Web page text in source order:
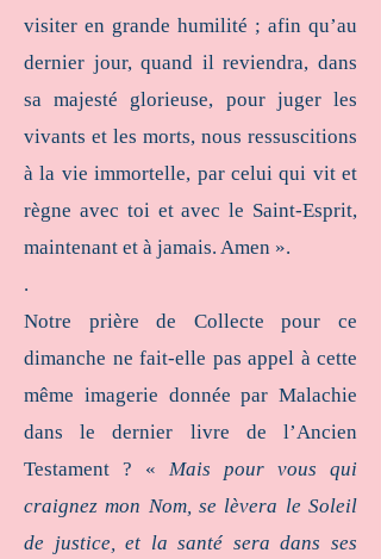
visiter en grande humilité ; afin qu’au
dernier jour, quand il reviendra, dans
sa majesté glorieuse, pour juger les
vivants et les morts, nous ressuscitions
à la vie immortelle, par celui qui vit et
règne avec toi et avec le Saint-Esprit,
maintenant et à jamais. Amen ».
.
Notre prière de Collecte pour ce
dimanche ne fait-elle pas appel à cette
même imagerie donnée par Malachie
dans le dernier livre de l’Ancien
Testament ? « Mais pour vous qui
craignez mon Nom, se lèvera le Soleil
de justice, et la santé sera dans ses